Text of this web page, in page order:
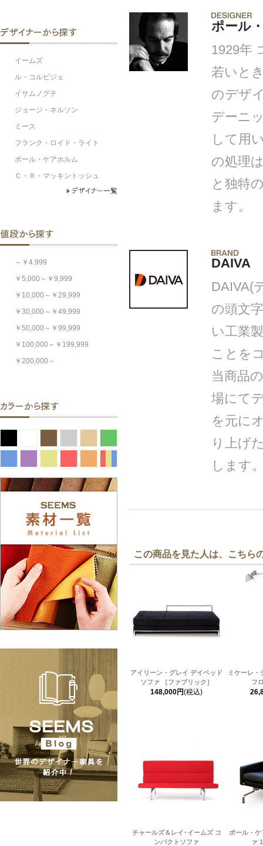
イームズ
ル・コルビジェ
イサムノグチ
ジョージ・ネルソン
ミース
フランク・ロイド・ライト
ポール・ケアホルム
Ｃ・Ｒ・マッキントッシュ
～￥4,999
￥5,000～￥9,999
￥10,000～￥29,999
￥30,000～￥49,999
￥50,000～￥99,999
￥100,000～￥199,999
￥200,000～
ポール
1929年
若いと
のデザ
デーニ
して用
の処理
と独特
ます。
DAIVA
DAIVA(
の頭文
い工業
ことを
当商品
場にて
を元に
り上げ
します
この商品を見た人は、こちら
アイリーン・グレイ デイベッド
ソファ ［ファブリック］
148,000円(税込)
ミケーレ・
フ
チャールズ＆レイ･イームズ コ
ンパクトソファ
ポール・
ァ